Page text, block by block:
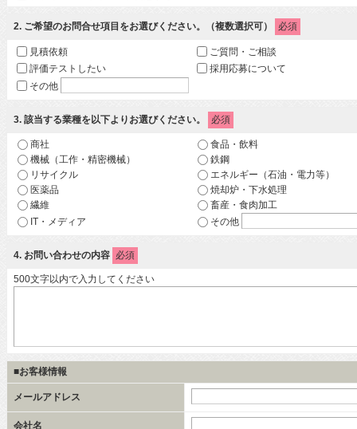
2. ご希望のお問合せ項目をお選びください。（複数選択可） 必須
見積依頼
ご質問・ご相談
評価テストしたい
採用応募について
その他
3. 該当する業種を以下よりお選びください。 必須
商社
食品・飲料
機械（工作・精密機械）
鉄鋼
リサイクル
エネルギー（石油・電力等）
医薬品
焼却炉・下水処理
繊維
畜産・食肉加工
IT・メディア
その他
4. お問い合わせの内容 必須
500文字以内で入力してください
■お客様情報
メールアドレス
会社名